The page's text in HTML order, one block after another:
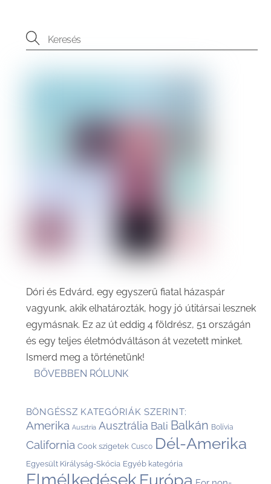
Dóri és Edvárd, egy egyszerű fiatal házaspár
vagyunk, akik elhatározták, hogy jó útitársai lesznek
egymásnak. Ez az út eddig 4 földrész, 51 országán
és egy teljes életmódváltáson át vezetett minket.
Ismerd meg a történetünk!
BŐVEBBEN RÓLUNK
BÖNGÉSSZ KATEGÓRIÁK SZERINT:
Amerika Ausztria Ausztrália Bali Balkán Bolívia
California Cook szigetek Cusco Dél-Amerika
Egyesült Királyság-Skócia Egyéb kategória
Elmélkedések Európa